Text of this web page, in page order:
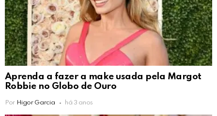
Aprenda a fazer a make usada pela Margot
Robbie no Globo de Ouro
Por Higor Garcia há 3 anos